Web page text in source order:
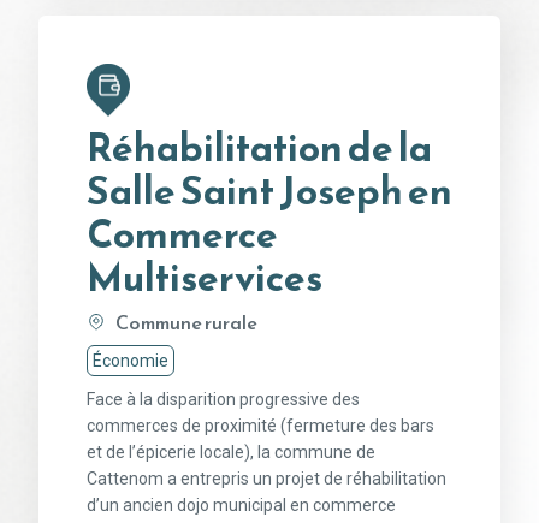
Réhabilitation de la
Salle Saint Joseph en
Commerce
Multiservices
Commune rurale
Économie
Face à la disparition progressive des
commerces de proximité (fermeture des bars
et de l’épicerie locale), la commune de
Cattenom a entrepris un projet de réhabilitation
d’un ancien dojo municipal en commerce